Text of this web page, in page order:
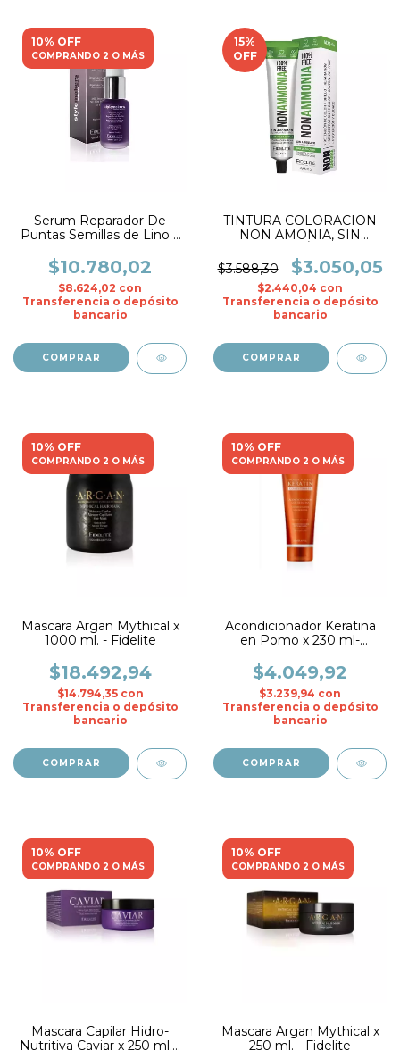
10% OFF
COMPRANDO 2 O MÁS
Serum Reparador De
Puntas Semillas de Lino x
$10.780,02
$8.624,02 con
Transferencia o depósito
bancario
15%
OFF
TINTURA COLORACION
NON AMONIA, SIN
$3.588,30
$3.050,05
$2.440,04 con
Transferencia o depósito
bancario
COMPRAR
10% OFF
COMPRANDO 2 O MÁS
Mascara Argan Mythical x
1000 ml. - Fidelite
$18.492,94
$14.794,35 con
Transferencia o depósito
bancario
10% OFF
COMPRANDO 2 O MÁS
Acondicionador Keratina
en Pomo x 230 ml-
$4.049,92
$3.239,94 con
Transferencia o depósito
bancario
10% OFF
COMPRANDO 2 O MÁS
Mascara Capilar Hidro-
Nutritiva Caviar x 250 ml. -
10% OFF
COMPRANDO 2 O MÁS
Mascara Argan Mythical x
250 ml. - Fidelite